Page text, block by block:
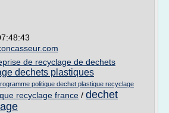
de recyclage de dechets
dechets plastiques
politique dechet plastique recyclage
recyclage france / dechet